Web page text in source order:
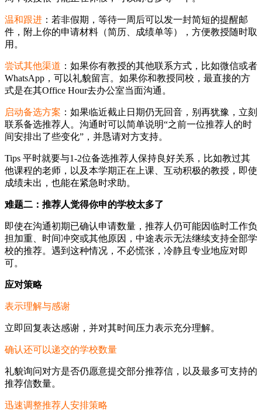
温和跟进 ：若非假期，等待一周后可以发一封简短的提醒邮
件，附上你的申请材料（简历、成绩单等），方便教授随时取
用。
尝试其他渠道 ：如果你有教授的其他联系方式，比如微信或者
WhatsApp，可以礼貌留言。如果你和教授同校，最直接的方
式是在其Office Hour去办公室当面沟通。
启动备选方案 ：如果临近截止日期仍无回音，别再犹豫，立刻
联系备选推荐人。沟通时可以简单说明“之前一位推荐人的时
间安排出了些变化”，并恳请对方支持。
Tips 平时就要与1-2位备选推荐人保持良好关系，比如教过其
他课程的老师，以及本学期正在上课、互动积极的教授，即使
成绩未出，也能在紧急时求助。
难题二：推荐人觉得你申的学校太多了
即使在沟通初期已确认申请数量，推荐人仍可能因临时工作负
担加重、时间冲突或其他原因，中途表示无法继续支持全部学
校的推荐。遇到这种情况，不必慌张，冷静且专业地应对即
可。
应对策略
表示理解与感谢
立即回复表达感谢，并对其时间压力表示充分理解。
确认还可以递交的学校数量
礼貌询问对方是否仍愿意提交部分推荐信，以及最多可支持的
推荐信数量。
迅速调整推荐人安排策略